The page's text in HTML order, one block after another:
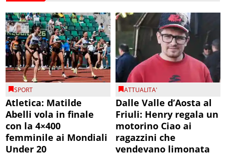
SPORT
Atletica: Matilde
Abelli vola in finale
con la 4×400
femminile ai Mondiali
Under 20
ATTUALITA'
Dalle Valle d’Aosta al
Friuli: Henry regala un
motorino Ciao ai
ragazzini che
vendevano limonata